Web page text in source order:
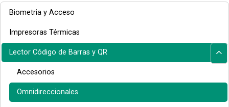
Biometria y Acceso
Impresoras Térmicas
Lector Código de Barras y QR
Accesorios
Omnidireccionales